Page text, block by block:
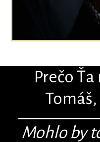
Prečo
Tomáš,
Mohlo by